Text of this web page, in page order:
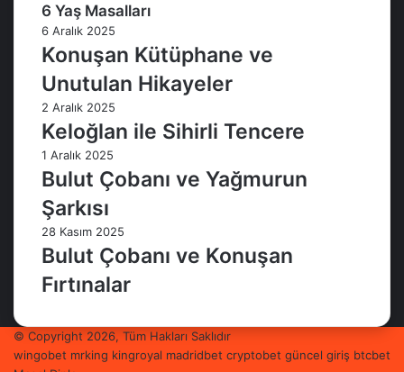
6 Yaş Masalları
6 Aralık 2025
Konuşan Kütüphane ve
Unutulan Hikayeler
2 Aralık 2025
Keloğlan ile Sihirli Tencere
1 Aralık 2025
Bulut Çobanı ve Yağmurun
Şarkısı
28 Kasım 2025
Bulut Çobanı ve Konuşan
Fırtınalar
© Copyright 2026, Tüm Hakları Saklıdır
wingobet mrking kingroyal madridbet cryptobet güncel giriş btcbet